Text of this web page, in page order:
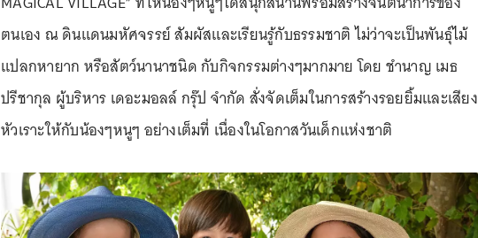
ตนเอง ณ ดินแดนมหัศจรรย์ สัมผัสและเรียนรู้กับธรรมชาติ ไม่ว่าจะเป็นพันธุ์ไม้
แปลกหายาก หรือสัตว์นานาชนิด กับกิจกรรมต่างๆมากมาย โดย ชำนาญ เมธ
ปรีชากุล ผู้บริหาร เดอะมอลล์ กรุ๊ป จำกัด สั่งจัดเต็มในการสร้างรอยยิ้มและเสียง
หัวเราะให้กับน้องๆหนูๆ อย่างเต็มที่ เนื่องในโอกาสวันเด็กแห่งชาติ